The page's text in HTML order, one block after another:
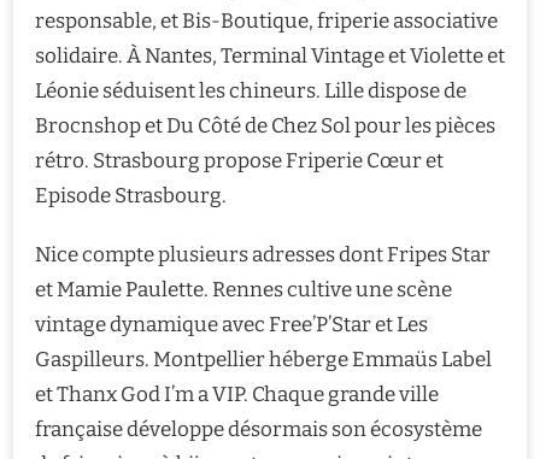
responsable, et Bis-Boutique, friperie associative
solidaire. À Nantes, Terminal Vintage et Violette et
Léonie séduisent les chineurs. Lille dispose de
Brocnshop et Du Côté de Chez Sol pour les pièces
rétro. Strasbourg propose Friperie Cœur et
Episode Strasbourg.
Nice compte plusieurs adresses dont Fripes Star
et Mamie Paulette. Rennes cultive une scène
vintage dynamique avec Free’P’Star et Les
Gaspilleurs. Montpellier héberge Emmaüs Label
et Thanx God I’m a VIP. Chaque grande ville
française développe désormais son écosystème